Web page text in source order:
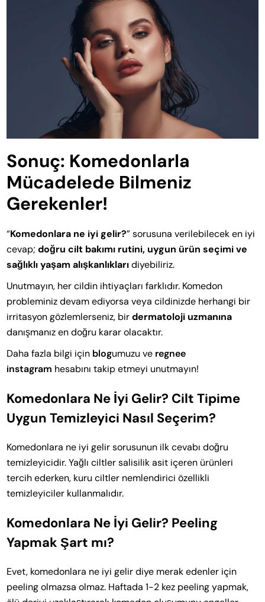
Sonuç: Komedonlarla
Mücadelede Bilmeniz
Gerekenler!
“Komedonlara ne iyi gelir?” sorusuna verilebilecek en iyi
cevap;doğru cilt bakımı rutini, uygun ürün seçimi ve
sağlıklı yaşam alışkanlıklarıdiyebiliriz.
Unutmayın, her cildin ihtiyaçları farklıdır. Komedon
probleminiz devam ediyorsa veya cildinizde herhangi bir
irritasyon gözlemlerseniz, birdermatoloji uzmanına
danışmanız en doğru karar olacaktır.
Daha fazla bilgi için blogumuzu ve regnee
instagram hesabını takip etmeyi unutmayın!
Komedonlara Ne İyi Gelir? Cilt Tipime
Uygun Temizleyici Nasıl Seçerim?
Komedonlara ne iyi gelir sorusunun ilk cevabı doğru
temizleyicidir. Yağlı ciltler salisilik asit içeren ürünleri
tercih ederken, kuru ciltler nemlendirici özellikli
temizleyiciler kullanmalıdır.
Komedonlara Ne İyi Gelir? Peeling
Yapmak Şart mı?
Evet, komedonlara ne iyi gelir diye merak edenler için
peeling olmazsa olmaz. Haftada 1-2 kez peeling yapmak,